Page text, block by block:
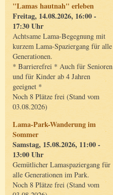
"Lamas hautnah" erleben
Freitag, 14.08.2026, 16:00 -
17:30 Uhr
Achtsame Lama-Begegnung mit
kurzem Lama-Spaziergang für alle
Generationen.
* Barrierefrei * Auch für Senioren
und für Kinder ab 4 Jahren
geeignet *
Noch 8 Plätze frei (Stand vom
03.08.2026)
Lama-Park-Wanderung im
Sommer
Samstag, 15.08.2026, 11:00 -
13:00 Uhr
Gemütlicher Lamaspaziergang für
alle Generationen im Park.
Noch 8 Plätze frei (Stand vom